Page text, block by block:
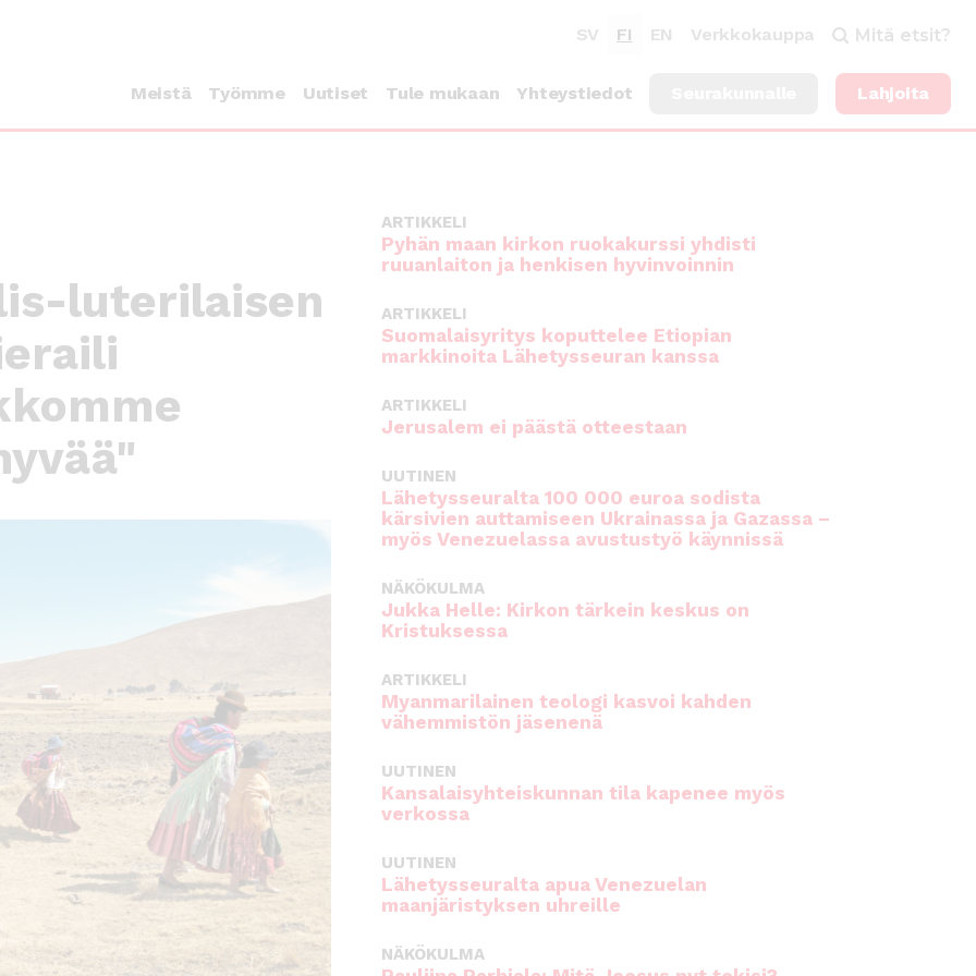
SV FI EN Verkkokauppa Mitä etsit?
Meistä Työmme Uutiset Tule mukaan Yhteystiedot Lahjoita
luterilaisen
ARTIKKELI
Pyhän maan kirkon ruokakurssi yhdisti
ruuanlaiton ja henkisen hyvinvoinnin
ARTIKKELI
Suomalaisyritys koputtelee Etiopian
markkinoita Lähetysseuran kanssa
ARTIKKELI
Jerusalem ei päästä otteestaan
UUTINEN
Lähetysseuralta 100 000 euroa sodista
kärsivien auttamiseen Ukrainassa ja Gazassa –
myös Venezuelassa avustustyö käynnissä
NÄKÖKULMA
Jukka Helle: Kirkon tärkein keskus on
Kristuksessa
ARTIKKELI
Myanmarilainen teologi kasvoi kahden
vähemmistön jäsenenä
UUTINEN
Kansalaisyhteiskunnan tila kapenee myös
verkossa
UUTINEN
Lähetysseuralta apua Venezuelan
maanjäristyksen uhreille
NÄKÖKULMA